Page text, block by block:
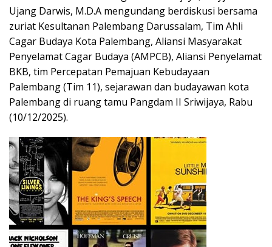
Ujang Darwis, M.D.A mengundang berdiskusi bersama
zuriat Kesultanan Palembang Darussalam, Tim Ahli
Cagar Budaya Kota Palembang, Aliansi Masyarakat
Penyelamat Cagar Budaya (AMPCB), Aliansi Penyelamat
BKB, tim Percepatan Pemajuan Kebudayaan
Palembang (Tim 11), sejarawan dan budayawan kota
Palembang di ruang tamu Pangdam II Sriwijaya, Rabu
(10/12/2025).